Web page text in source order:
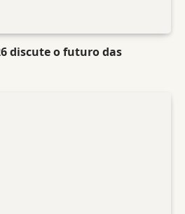
discute o futuro das